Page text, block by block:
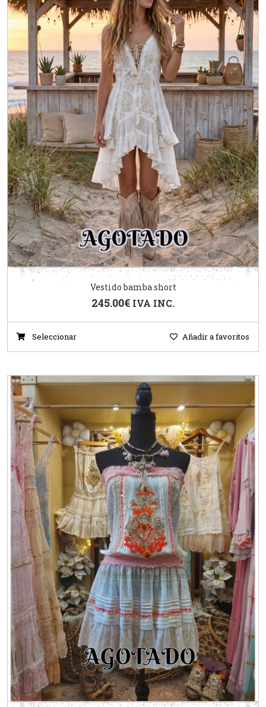
Vestido bamba short
245.00€ IVA INC.
Seleccionar Añadir a favoritos